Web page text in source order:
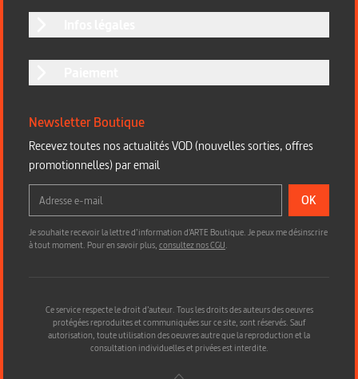
Newsletter Boutique
Recevez toutes nos actualités VOD (nouvelles sorties, offres
promotionnelles) par email
OK
Je souhaite recevoir la lettre d’information d'ARTE Boutique. Je peux me désinscrire
à tout moment. Pour en savoir plus,consultez nos CGU.
Ce service respecte le droit d’auteur. Tous les droits des auteurs des oeuvres
protégées reproduites et communiquées sur ce site, sont réservés. Sauf
autorisation, toute utilisation des oeuvres autre que la reproduction et la
consultation individuelles et privées est interdite.